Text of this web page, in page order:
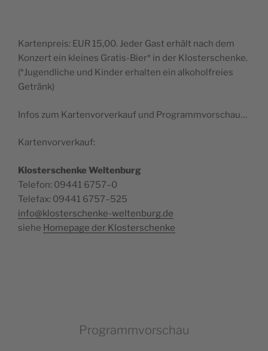
Kar­ten­preis: EUR 15,00. Jeder Gast erhält nach dem
Kon­zert ein klei­nes Gra­tis-Bier* in der Klosterschenke.
(*Jugend­li­che und Kin­der erhal­ten ein alko­hol­freies
Getränk)
Infos zum Kar­ten­vor­ver­kauf und Programmvorschau…
Kar­ten­vor­ver­kauf:
Klo­ster­schen­ke Welt­en­burg
Tele­fon: 09441 6757–0
Tele­fax: 09441 6757–525
info@klosterschenke-weltenburg.de
sie­he Home­pa­ge der Klosterschenke
Programmvorschau